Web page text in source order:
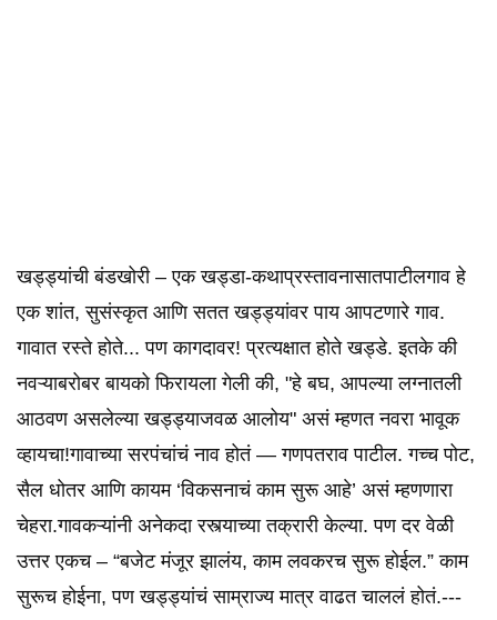
खड्ड्यांची बंडखोरी – एक खड्डा-कथाप्रस्तावनासातपाटीलगाव हे
एक शांत, सुसंस्कृत आणि सतत खड्ड्यांवर पाय आपटणारे गाव.
गावात रस्ते होते... पण कागदावर! प्रत्यक्षात होते खड्डे. इतके की
नवऱ्याबरोबर बायको फिरायला गेली की, "हे बघ, आपल्या लग्नातली
आठवण असलेल्या खड्ड्याजवळ आलोय" असं म्हणत नवरा भावूक
व्हायचा!गावाच्या सरपंचांचं नाव होतं — गणपतराव पाटील. गच्च पोट,
सैल धोतर आणि कायम ‘विकसनाचं काम सुरू आहे’ असं म्हणणारा
चेहरा.गावकऱ्यांनी अनेकदा रस्त्याच्या तक्रारी केल्या. पण दर वेळी
उत्तर एकच – “बजेट मंजूर झालंय, काम लवकरच सुरू होईल.” काम
सुरूच होईना, पण खड्ड्यांचं साम्राज्य मात्र वाढत चाललं होतं.---